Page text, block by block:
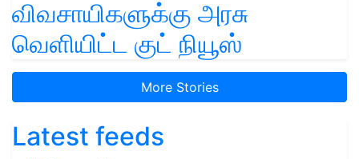
விவசாயிகளுக்கு அரசு
வெளியிட்ட குட் நியூஸ்
More Stories
Latest feeds